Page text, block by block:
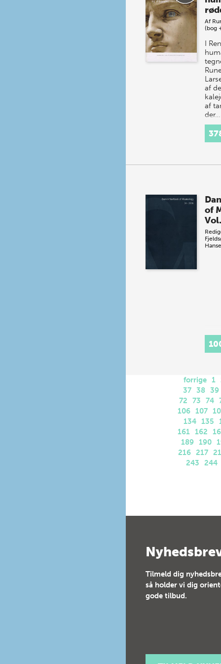
Af
(bog
I
af
af
der…
of
forrige 1
37 38 39
72
73 74
106 107
134 135
161 162
189 190
216 217
243
244
Tilmeld dig
så holder vi dig
gode tilbud.